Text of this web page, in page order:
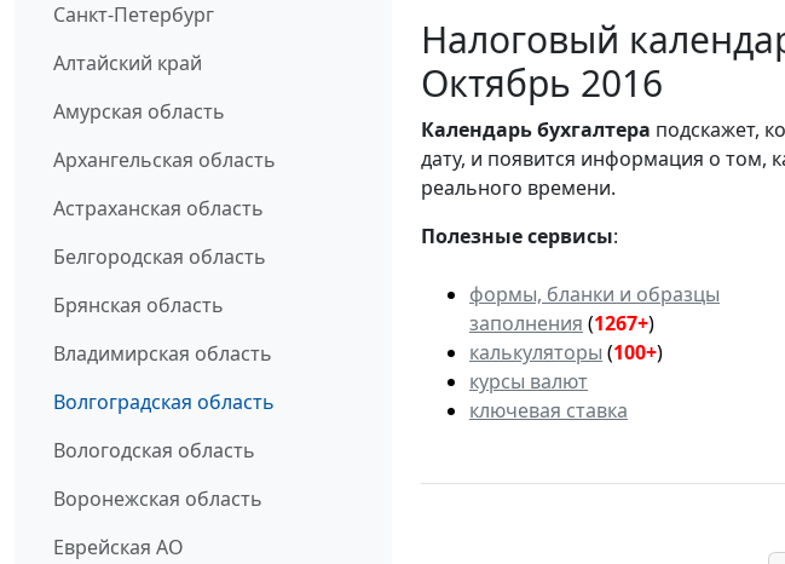
Санкт-Петербург
Алтайский край
Амурская область
Архангельская область
Астраханская область
Белгородская область
Брянская область
Владимирская область
Волгоградская область
Вологодская область
Воронежская область
Еврейская АО
Налоговый
Октябрь 2016
Календарьбухгалтера подскажет,
дату, и появится информация о том,
реального времени.
Полезные сервисы:
формы, бланки и образцы
заполнения (1267+)
калькуляторы (100+)
курсы валют
ключевая ставка